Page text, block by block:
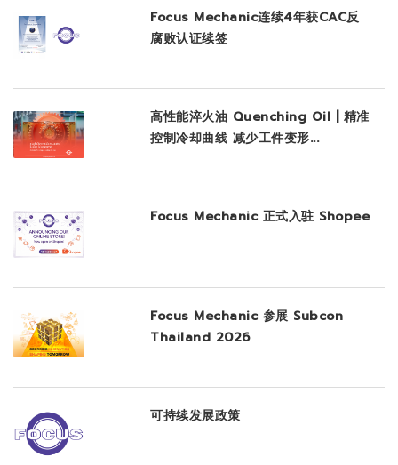
Focus Mechanic连续4年获CAC反
腐败认证续签
高性能淬火油 Quenching Oil | 精准
控制冷却曲线 减少工件变形...
Focus Mechanic 正式入驻 Shopee
Focus Mechanic 参展 Subcon
Thailand 2026
可持续发展政策